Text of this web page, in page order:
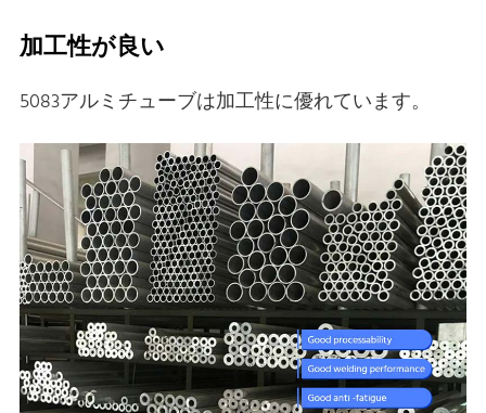
加工性が良い
5083アルミチューブは加工性に優れています。